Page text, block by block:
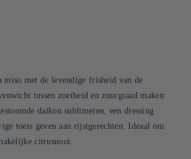
miso met de levendige frisheid van de
tussen zoetheid en zuurgraad maken
daikon sublimeren, een dressing
toets geven aan rijstgerechten. Ideaal om
citrusnoot.